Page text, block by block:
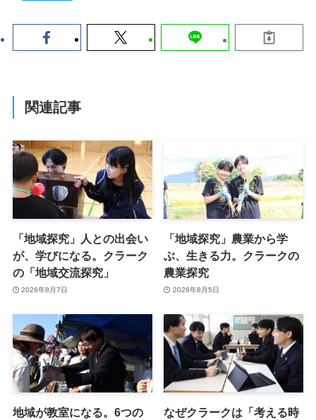
関連記事
「地域探究」人との出会い
が、学びになる。クラーク
の「地域交流探究」
2026年8月7日
「地域探究」農業から学
ぶ、生きる力。クラークの
農業探究
2026年8月5日
地域が教室になる。6つの
なぜクラークは「考える時